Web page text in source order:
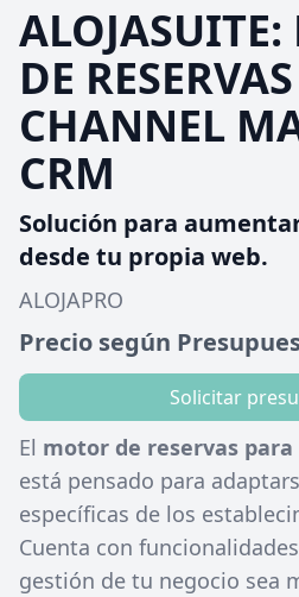
DE
CHANNEL
CRM
Solución para
desde tu propia web.
ALOJAPRO
Precio según
Solicitar
El motor de reservas
está pensado para
específicas de los
Cuenta con
gestión de tu negocio sea